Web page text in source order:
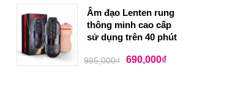
Âm đạo Lenten rung
thông minh cao cấp
sử dụng trên 40 phút
985,000₫ 690,000₫